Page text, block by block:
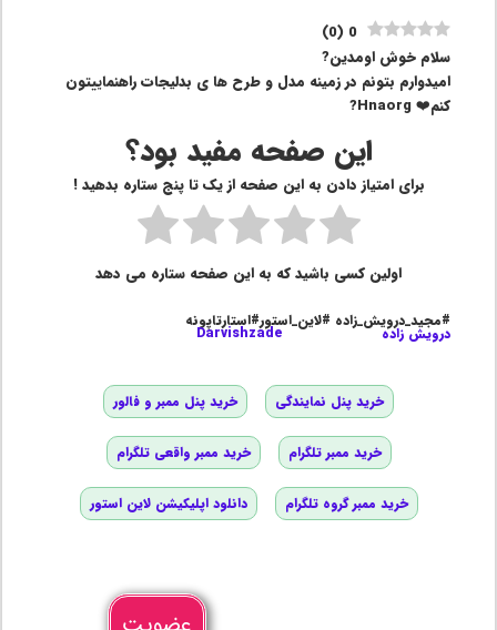
0
(
0
)
سلام خوش اومدین?
امیدوارم بتونم در زمینه مدل و طرح ها ی بدلیجات راهنماییتون
کنم❤️ Hnaorg?
این صفحه مفید بود؟
برای امتیاز دادن به این صفحه از یک تا پنج ستاره بدهید !
اولین کسی باشید که به این صفحه ستاره می دهد
#مجید_درویش_زاده #لاین_استور#استارتاپونه
درویش زاده Darvishzade
خرید پنل نمایندگی خرید پنل ممبر و فالور
خرید ممبر تلگرام خرید ممبر واقعی تلگرام
خرید ممبر گروه تلگرام دانلود اپلیکیشن لاین استور